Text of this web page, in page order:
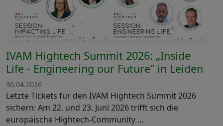
IVAM Hightech Summit 2026: „Inside
Life - Engineering our Future“ in Leiden
30.04.2026
Letzte Tickets für den IVAM Hightech Summit 2026
sichern: Am 22. und 23. Juni 2026 trifft sich die
europäische Hightech-Community …